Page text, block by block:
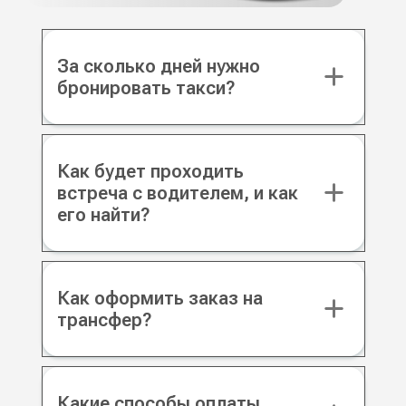
За сколько дней нужно
бронировать такси?
Как будет проходить
встреча с водителем, и как
его найти?
Как оформить заказ на
трансфер?